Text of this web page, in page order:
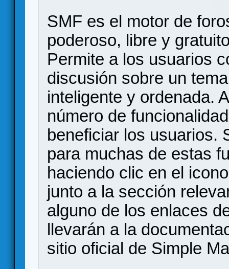
SMF es el motor de
poderoso, libre y
Permite a los usuarios
discusión sobre un
inteligente y ordenada.
número de
beneficiar los usuarios.
para muchas de estas
haciendo clic en el
junto a la sección
alguno de los enlaces
llevarán a la
sitio oficial de Simple